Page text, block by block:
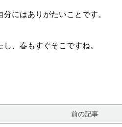
分にはありがたいことです。
し、春もすぐそこですね。
前の記事